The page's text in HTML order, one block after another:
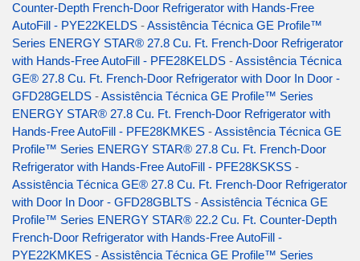
Counter-Depth French-Door Refrigerator with Hands-Free
AutoFill - PYE22KELDS -Assistência Técnica GE Profile™
Series ENERGY STAR® 27.8 Cu. Ft. French-Door Refrigerator
with Hands-Free AutoFill - PFE28KELDS -Assistência Técnica
GE® 27.8 Cu. Ft. French-Door Refrigerator with Door In Door -
GFD28GELDS -Assistência Técnica GE Profile™ Series
ENERGY STAR® 27.8 Cu. Ft. French-Door Refrigerator with
Hands-Free AutoFill - PFE28KMKES -Assistência Técnica GE
Profile™ Series ENERGY STAR® 27.8 Cu. Ft. French-Door
Refrigerator with Hands-Free AutoFill - PFE28KSKSS -
Assistência Técnica GE® 27.8 Cu. Ft. French-Door Refrigerator
with Door In Door - GFD28GBLTS -Assistência Técnica GE
Profile™ Series ENERGY STAR® 22.2 Cu. Ft. Counter-Depth
French-Door Refrigerator with Hands-Free AutoFill -
PYE22KMKES -Assistência Técnica GE Profile™ Series